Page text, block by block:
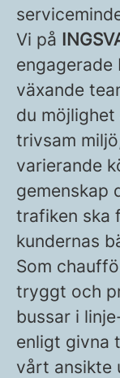
Vi på
växande
du
trivsam
varierande
gemenskap
trafiken ska
kundernas
Som
tryggt och
bussar i
enligt givna
vårt ansikte